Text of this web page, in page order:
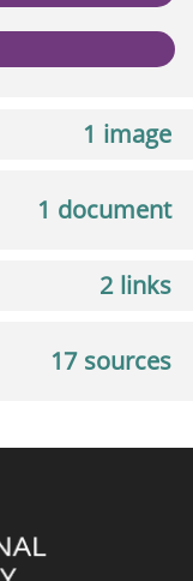
1 image
1 document
2 links
17 sources